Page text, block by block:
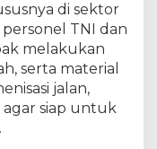
di sektor
personel TNI dan
melakukan
serta material
jalan,
agar siap untuk